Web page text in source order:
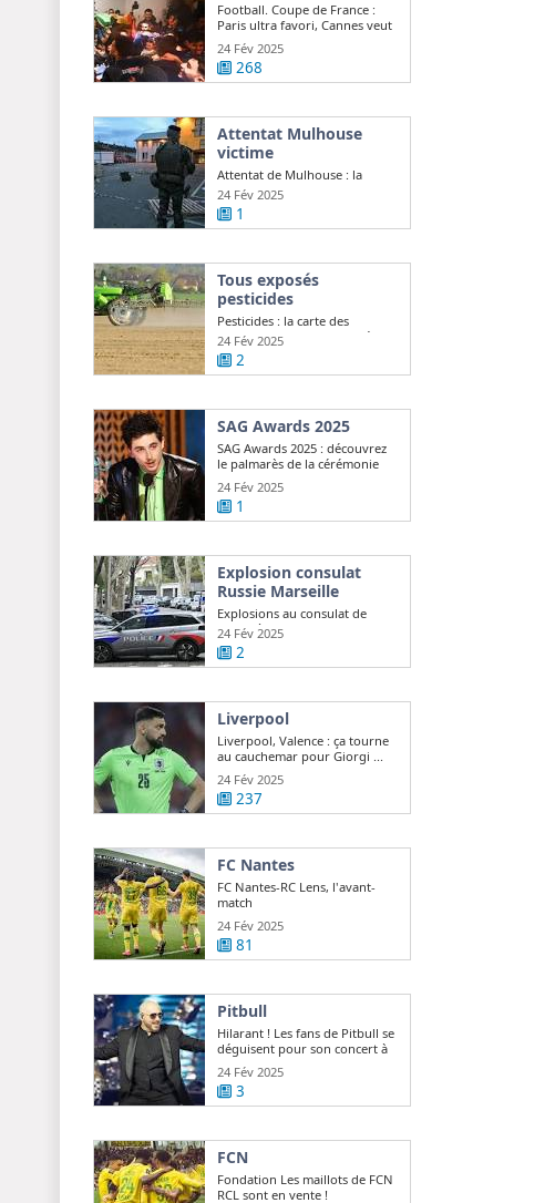
Football. Coupe de France :
Paris ultra favori, Cannes veut
continuer ...
24 Fév 2025
268
Attentat Mulhouse
victime
Attentat de Mulhouse : la
victime, Lino Sousa Loureiro,
était "quelqu ...
24 Fév 2025
1
Tous exposés
pesticides
Pesticides : la carte des
communes les plus exposées
24 Fév 2025
2
SAG Awards 2025
SAG Awards 2025 : découvrez
le palmarès de la cérémonie
24 Fév 2025
1
Explosion consulat
Russie Marseille
Explosions au consulat de
Russie à Marseille, Moscou
demande ...
24 Fév 2025
2
Liverpool
Liverpool, Valence : ça tourne
au cauchemar pour Giorgi ...
24 Fév 2025
237
FC Nantes
FC Nantes-RC Lens, l'avant-
match
24 Fév 2025
81
Pitbull
Hilarant ! Les fans de Pitbull se
déguisent pour son concert à
Paris
24 Fév 2025
3
FCN
Fondation Les maillots de FCN
RCL sont en vente !